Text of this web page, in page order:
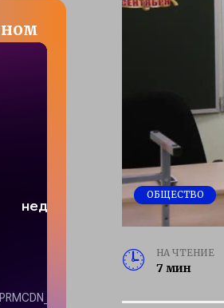
ОБЩЕСТВО
НА ЧТЕНИЕ
7 мин